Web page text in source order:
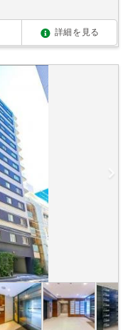
詳細を見る